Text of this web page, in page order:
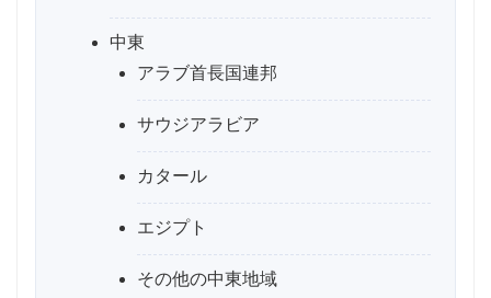
中東
アラブ首長国連邦
サウジアラビア
カタール
エジプト
その他の中東地域